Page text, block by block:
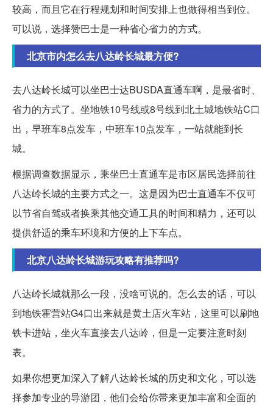
较高，而且它在行程规划和时间安排上也做得相当到位。
可以说，选择赞巴士是一种省心省力的方式。
北京市内怎么去八达岭长城最方便?
去八达岭长城可以坐巴士达BUSDA直通车啊，是最省时、
省力的方式了。坐地铁10号线或8号线到北土城地铁站C口
出，早班车8点发车，中班车10点发车，一站就能到长
城。
根据调查数据显示，乘坐巴士直通车是市区居民选择前往
八达岭长城的主要方式之一。这是因为巴士直通车不仅可
以节省自驾或者换乘其他交通工具的时间和精力，还可以
提供舒适的乘车环境和方便的上下车点。
北京八达岭长城游玩攻略有推荐吗?
八达岭长城就那么一段，没啥可说的。怎么去的话，可以
到地铁霍营站G4口出来就是黄土店火车站，这里可以刷地
铁卡进站，坐火车直接去八达岭，但是一定要注意时刻
表。
如果你想更加深入了解八达岭长城的历史和文化，可以选
择参加专业的导游团，他们会给你带来更加丰富和全面的